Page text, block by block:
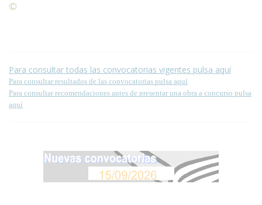
©
Para consultar todas las convocatorias vigentes pulsa aquí
Para consultar resultados de las convocatorias pulsa aquí
Para consultar recomendaciones antes de presentar una obra a concurso pulsa
aquí